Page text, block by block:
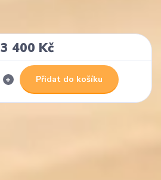
3 400 Kč
Přidat do košíku